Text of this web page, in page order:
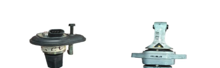
Cámaras de Comercio